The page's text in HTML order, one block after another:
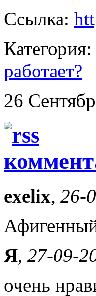
Ссылка:
Категория:
работает?
26
exelix, 26-
Я, 27-09-
очень